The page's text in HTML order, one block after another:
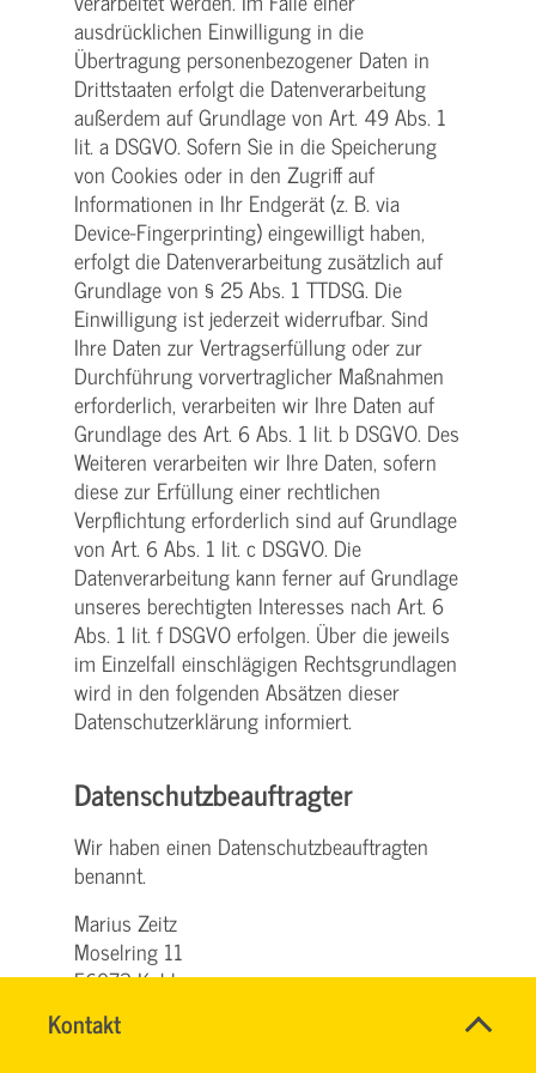
Kontakt
HASSNAE
Name*
ausdrücklichen Einwilligung in die
Übertragung personenbezogener Daten in
Drittstaaten erfolgt die Datenverarbeitung
außerdem auf Grundlage von Art. 49 Abs. 1
lit. a DSGVO. Sofern Sie in die Speicherung
von Cookies oder in den Zugriff auf
Informationen in Ihr Endgerät (z. B. via
Device-Fingerprinting) eingewilligt haben,
erfolgt die Datenverarbeitung zusätzlich auf
Grundlage von § 25 Abs. 1 TTDSG. Die
Einwilligung ist jederzeit widerrufbar. Sind
Ihre Daten zur Vertragserfüllung oder zur
Durchführung vorvertraglicher Maßnahmen
erforderlich, verarbeiten wir Ihre Daten auf
Grundlage des Art. 6 Abs. 1 lit. b DSGVO. Des
Weiteren verarbeiten wir Ihre Daten, sofern
diese zur Erfüllung einer rechtlichen
Verpflichtung erforderlich sind auf Grundlage
von Art. 6 Abs. 1 lit. c DSGVO. Die
Datenverarbeitung kann ferner auf Grundlage
unseres berechtigten Interesses nach Art. 6
Abs. 1 lit. f DSGVO erfolgen. Über die jeweils
im Einzelfall einschlägigen Rechtsgrundlagen
wird in den folgenden Absätzen dieser
Datenschutzerklärung informiert.
Datenschutz­beauftragter
Wir haben einen Datenschutzbeauftragten
benannt.
Marius Zeitz
Moselring 11
56073 Koblenz
Telefon: 0173 - 7006647